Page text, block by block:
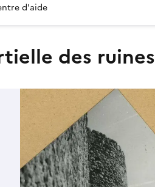
d'aide
des ruines